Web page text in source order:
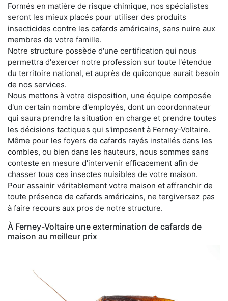
Formés en matière de risque chimique, nos spécialistes
seront les mieux placés pour utiliser des produits
insecticides contre les cafards américains, sans nuire aux
membres de votre famille.
Notre structure possède d'une certification qui nous
permettra d'exercer notre profession sur toute l'étendue
du territoire national, et auprès de quiconque aurait besoin
de nos services.
Nous mettons à votre disposition, une équipe composée
d'un certain nombre d'employés, dont un coordonnateur
qui saura prendre la situation en charge et prendre toutes
les décisions tactiques qui s'imposent à Ferney-Voltaire.
Même pour les foyers de cafards rayés installés dans les
combles, ou bien dans les hauteurs, nous sommes sans
conteste en mesure d'intervenir efficacement afin de
chasser tous ces insectes nuisibles de votre maison.
Pour assainir véritablement votre maison et affranchir de
toute présence de cafards américains, ne tergiversez pas
à faire recours aux pros de notre structure.
À Ferney-Voltaire une extermination de cafards de
maison au meilleur prix